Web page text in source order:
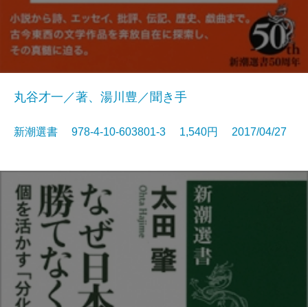
丸谷才一／著、湯川豊／聞き手
新潮選書 978-4-10-603801-3 1,540円 2017/04/27